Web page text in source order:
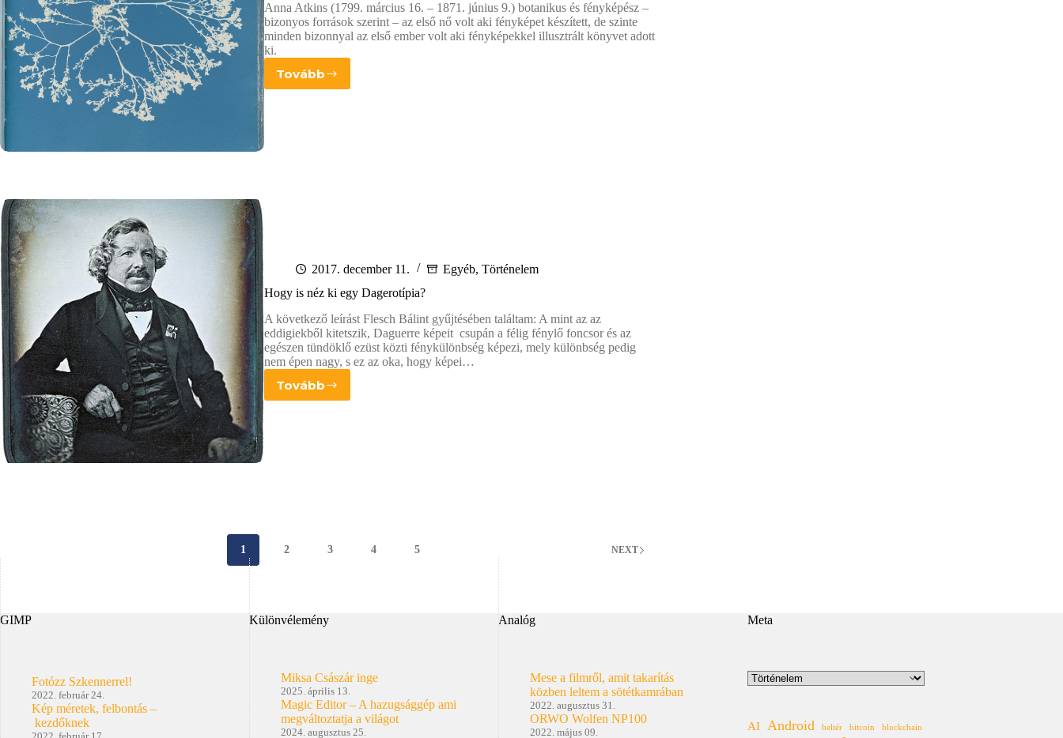
Anna Atkins (1799. március 16. – 1871. június 9.) botanikus és fényképész –
bizonyos források szerint – az első nő volt aki fényképet készített, de szinte
minden bizonnyal az első ember volt aki fényképekkel illusztrált könyvet adott
ki.
Tovább
Anna
2017. december 11. Egyéb, Történelem
Hogy is néz ki egy Dagerotípia?
A következő leírást Flesch Bálint gyűjtésében találtam: A mint az az
eddigiekből kitetszik, Daguerre képeit csupán a félig fénylő foncsor és az
egészen tündöklő ezüst közti fénykülönbség képezi, mely különbség pedig
nem épen nagy, s ez az oka, hogy képei…
Tovább
Hogy
1 2 3 4 5 NEXT
GIMP
Fotózz Szkennerrel!
2022. február 24.
Kép méretek, felbontás –
kezdőknek
Különvélemény
Miksa Császár inge
2025. április 13.
Magic Editor – A hazugsággép ami
megváltoztatja a világot
2024. augusztus 25.
Analóg
Mese a filmről, amit takarítás
közben leltem a sötétkamrában
2022. augusztus 31.
ORWO Wolfen NP100
2022. május 09.
Meta
Kategóriák
AI Android beltér bitcoin blockchain